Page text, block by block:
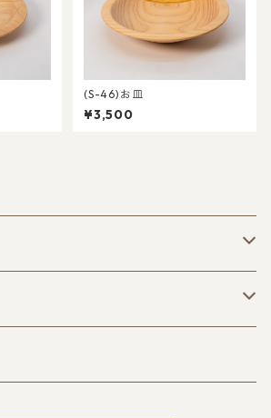
(S-46)お皿
¥3,500